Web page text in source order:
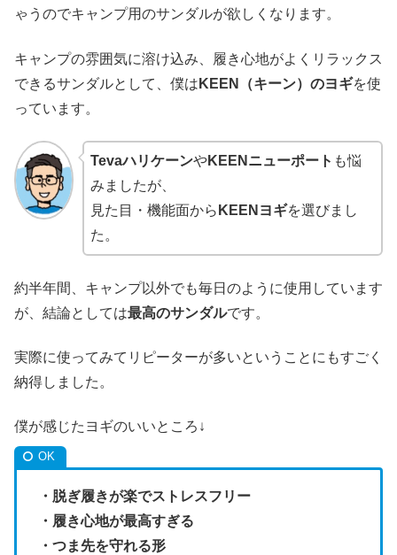
ゃうのでキャンプ用のサンダルが欲しくなります。
キャンプの雰囲気に溶け込み、履き心地がよくリラックス
できるサンダルとして、僕は KEEN（キーン）のヨギを使
っています。
TevaハリケーンやKEENニューポート も悩
みましたが、
見た目・機能面から KEENヨギを選びまし
た。
約半年間、キャンプ以外でも毎日のように使用しています
が、結論としては最高のサンダルです。
実際に使ってみてリピーターが多いということにもすごく
納得しました。
僕が感じたヨギのいいところ↓
・脱ぎ履きが楽でストレスフリー
・履き心地が最高すぎる
・つま先を守れる形